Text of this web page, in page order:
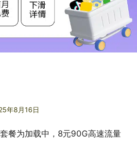
年8月16日
餐为加载中，8元90G高速流量